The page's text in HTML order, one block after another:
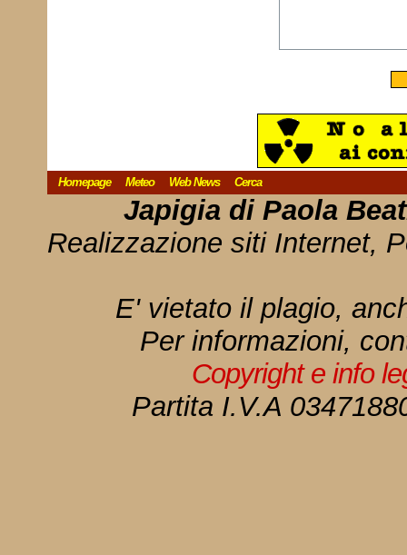
Homepage Meteo Web News Cerca
Japigia di Paola
Realizzazione siti Internet,
E' vietato il plagio,
Per informazioni,
Copyright e info
Partita I.V.A